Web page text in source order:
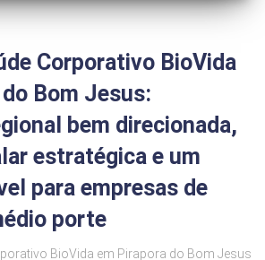
Corporativo BioVida
Bom Jesus:
bem direcionada,
estratégica e um
para empresas de
porte
BioVida em Pirapora do Bom Jesus